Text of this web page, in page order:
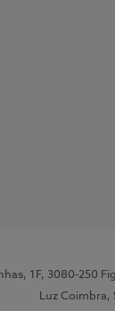
1F, 3080-250
Luz Coimbra,